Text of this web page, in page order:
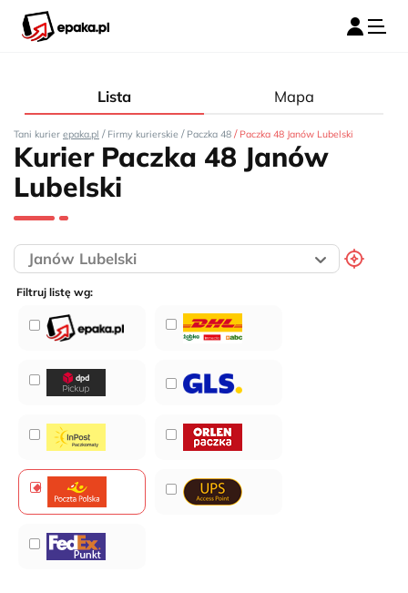
Lista Mapa
Tani kurier epaka.pl / Firmy kurierskie / Paczka 48 / Paczka 48 Janów Lubelski
Kurier Paczka 48 Janów
Lubelski
Filtruj listę wg: